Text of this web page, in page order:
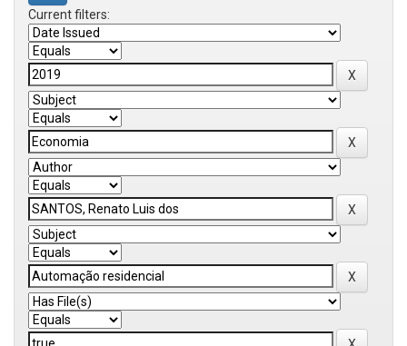
Current filters: